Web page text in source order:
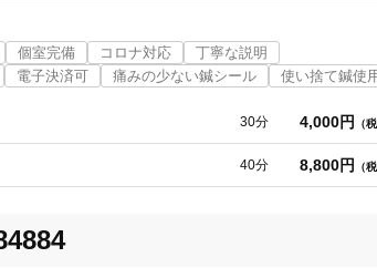
相談可 地域支援クーポン可
律神経の調整」「冷え性の緩和」など身体のあるゆる
い場合などの症状に対してもスポーツ鍼灸などで対応
個室完備 コロナ対応
丁寧な説明
電子決済可 痛みの少ない鍼シール 使い捨て鍼使
30分 4,000円 （
40分 8,800円 （